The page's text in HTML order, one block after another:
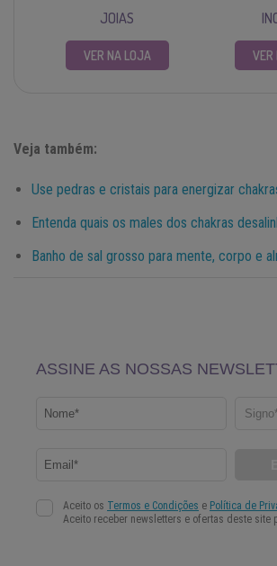
JOIAS
VER NA LOJA VER
Veja também:
Use pedras e cristais para energizar
Entenda quais os males dos chakras
Banho de sal grosso para mente, corpo e